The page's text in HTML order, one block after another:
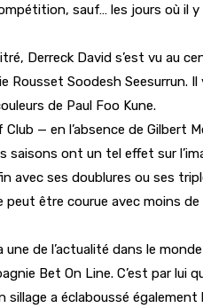
sauf… les jours où il
Derreck David s’est vu au
Rousset Soodesh
de Paul Foo Kune.
— en l’absence de
ont un tel effet sur
avec ses doublures ou ses
peut être courue avec moins
de l’actualité dans le
Bet On Line. C’est par lui
a éclaboussé